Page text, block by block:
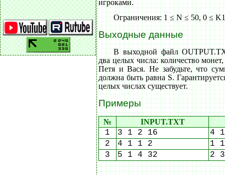
игроками.
Ограничения: 1 ≤ N ≤ 50, 0 ≤
Выходные данные
В выходной файл
два целых числа: количество
Петя и Вася. Не забудьте, что
должна быть равна S.
целых числах существует.
Примеры
№ INPUT.TXT
1 3 1 2 16
4
2
4 1 1 2
1 1
3
5 1 4 32 2